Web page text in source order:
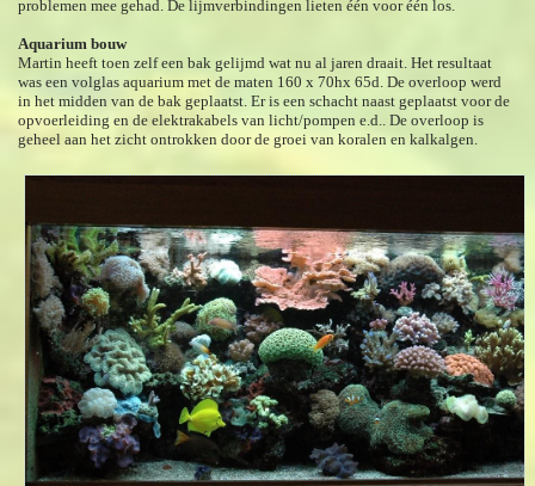
problemen mee gehad. De lijmverbindingen lieten één voor één los.
Aquarium bouw
Martin heeft toen zelf een bak gelijmd wat nu al jaren draait. Het resultaat
was een volglas aquarium met de maten 160 x 70hx 65d. De overloop werd
in het midden van de bak geplaatst. Er is een schacht naast geplaatst voor de
opvoerleiding en de elektrakabels van licht/pompen e.d.. De overloop is
geheel aan het zicht ontrokken door de groei van koralen en kalkalgen.